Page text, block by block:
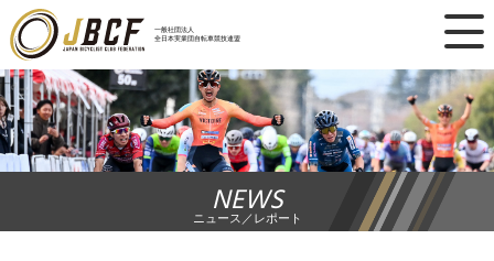
一般社団法人
全日本実業団自転車競技連盟
×
ニュース
レース日程
ランキング
NEWS
ニュース／レポート